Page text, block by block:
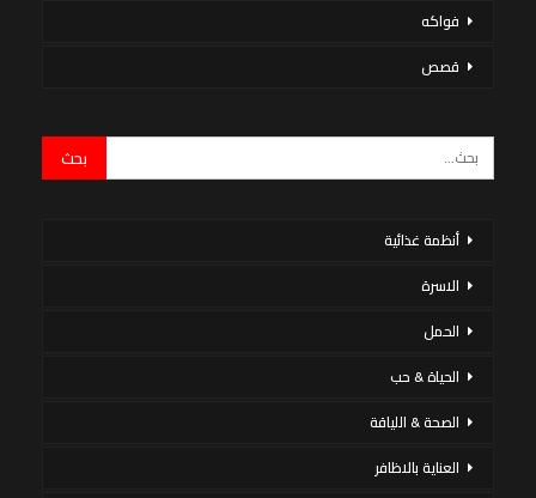
فواكه
قصص
أنظمة غذائية
الاسرة
الحمل
الحياة & حب
الصحة & اللياقة
العناية بالاظافر